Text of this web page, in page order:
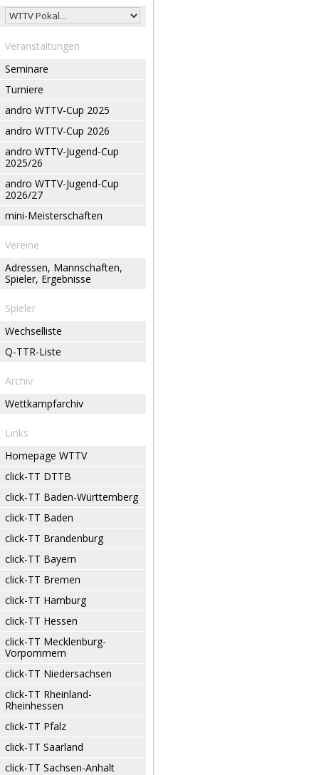
Veranstaltungen
Seminare
Turniere
andro WTTV-Cup 2025
andro WTTV-Cup 2026
andro WTTV-Jugend-Cup
2025/26
andro WTTV-Jugend-Cup
2026/27
mini-Meisterschaften
Vereine
Adressen, Mannschaften,
Spieler, Ergebnisse
Spieler
Wechselliste
Q-TTR-Liste
Archiv
Wettkampfarchiv
Links
Homepage WTTV
click-TT DTTB
click-TT Baden-Württemberg
click-TT Baden
click-TT Brandenburg
click-TT Bayern
click-TT Bremen
click-TT Hamburg
click-TT Hessen
click-TT Mecklenburg-
Vorpommern
click-TT Niedersachsen
click-TT Rheinland-
Rheinhessen
click-TT Pfalz
click-TT Saarland
click-TT Sachsen-Anhalt